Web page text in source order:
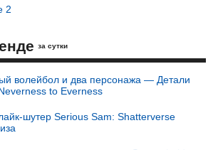
2
за сутки
волейбол и два персонажа — Детали
to Everness
шутер Serious Sam: Shatterverse